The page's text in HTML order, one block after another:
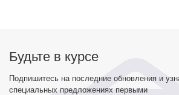
Будьте в курсе
Подпишитесь на последние обновления и
специальных предложениях первыми